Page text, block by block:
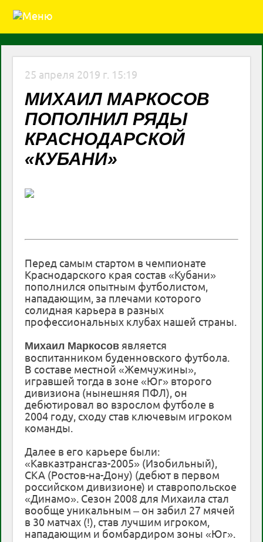
25 апреля 2019 г. 15:19
МИХАИЛ МАРКОСОВ
ПОПОЛНИЛ РЯДЫ
КРАСНОДАРСКОЙ
«КУБАНИ»
Перед самым стартом в чемпионате
Краснодарского края состав «Кубани»
пополнился опытным футболистом,
нападающим, за плечами которого
солидная карьера в разных
профессиональных клубах нашей страны.
Михаил Маркосов является
воспитанником буденновского футбола.
В составе местной «Жемчужины»,
игравшей тогда в зоне «Юг» второго
дивизиона (нынешняя ПФЛ), он
дебютировал во взрослом футболе в
2004 году, сходу став ключевым игроком
команды.
Далее в его карьере были:
«Кавказтрансгаз-2005» (Изобильный),
СКА (Ростов-на-Дону) (дебют в первом
российском дивизионе) и ставропольское
«Динамо». Сезон 2008 для Михаила стал
вообще уникальным – он забил 27 мячей
в 30 матчах (!), став лучшим игроком,
нападающим и бомбардиром зоны «Юг».